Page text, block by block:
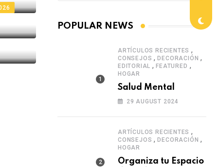
POPULAR NEWS
ARTÍCULOS RECIENTES ,
CONSEJOS ,DECORACIÓN ,
EDITORIAL ,FEATURED ,
HOGAR
Salud Mental
29 AUGUST 2024
ARTÍCULOS RECIENTES ,
CONSEJOS ,DECORACIÓN ,
HOGAR
Organiza tu Espacio